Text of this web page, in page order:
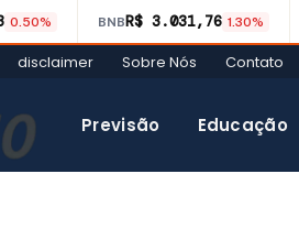
0.50% BNBR$ 3.031,76 1.30%
disclaimer Sobre Nós Contato
Previsão Educação